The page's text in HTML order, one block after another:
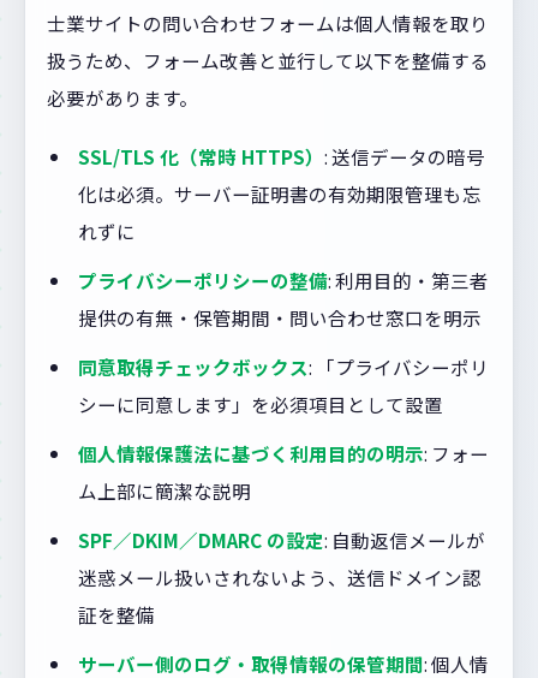
士業サイトの問い合わせフォームは個人情報を取り
扱うため、フォーム改善と並行して以下を整備する
必要があります。
SSL/TLS 化（常時 HTTPS） : 送信データの暗号
化は必須。サーバー証明書の有効期限管理も忘
れずに
プライバシーポリシーの整備: 利用目的・第三者
提供の有無・保管期間・問い合わせ窓口を明示
同意取得チェックボックス: 「プライバシーポリ
シーに同意します」を必須項目として設置
個人情報保護法に基づく利用目的の明示: フォー
ム上部に簡潔な説明
SPF／DKIM／DMARC の設定: 自動返信メールが
迷惑メール扱いされないよう、送信ドメイン認
証を整備
サーバー側のログ・取得情報の保管期間: 個人情